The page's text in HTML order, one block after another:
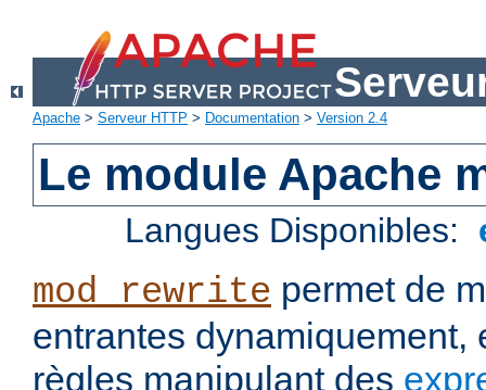
Apache > Serveur HTTP > Documentation > Version 2.4
Le module Apache
Langues Disponibles:
mod_rewrite permet de
entrantes dynamiquement,
règles manipulant des